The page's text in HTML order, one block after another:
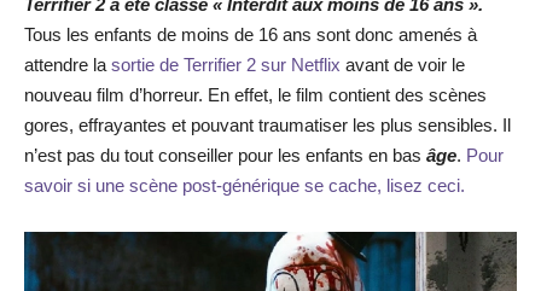
Terrifier 2 a été classé « Interdit aux moins de 16 ans ».
Tous les enfants de moins de 16 ans sont donc amenés à
attendre la sortie de Terrifier 2 sur Netflix avant de voir le
nouveau film d’horreur. En effet, le film contient des scènes
gores, effrayantes et pouvant traumatiser les plus sensibles. Il
n’est pas du tout conseiller pour les enfants en bas âge. Pour
savoir si une scène post-générique se cache, lisez ceci.